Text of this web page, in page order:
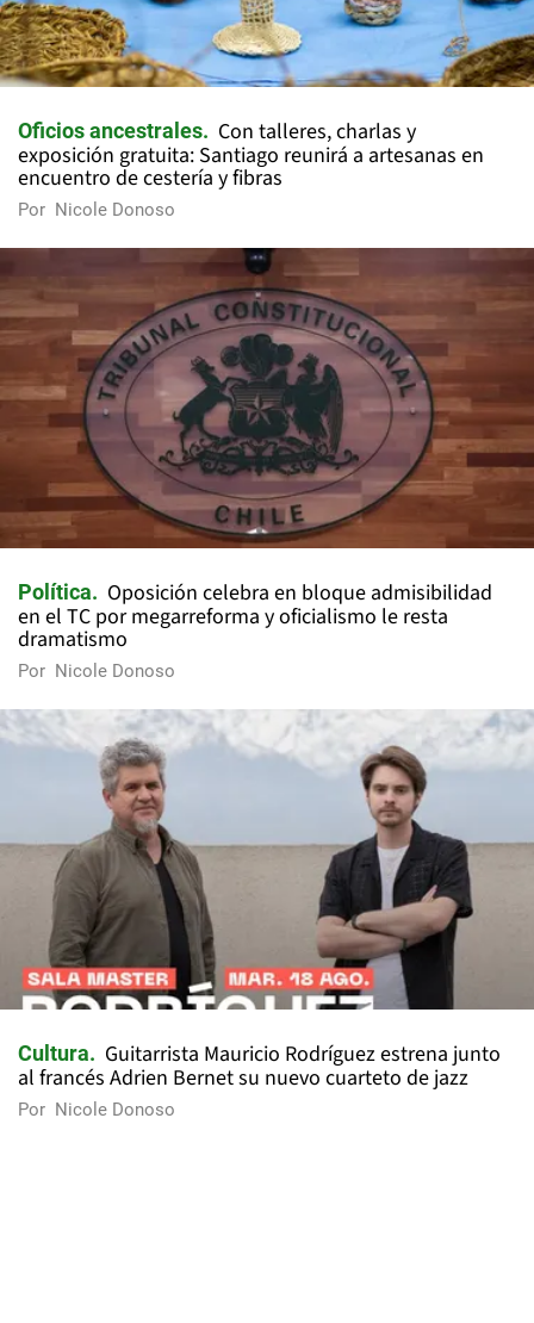
Oficios ancestrales
Con talleres, charlas y
exposición gratuita: Santiago reunirá a artesanas en
encuentro de cestería y fibras
Por Nicole Donoso
Política
Oposición celebra en bloque admisibilidad
en el TC por megarreforma y oficialismo le resta
dramatismo
Por Nicole Donoso
Cultura
Guitarrista Mauricio Rodríguez estrena junto
al francés Adrien Bernet su nuevo cuarteto de jazz
Por Nicole Donoso